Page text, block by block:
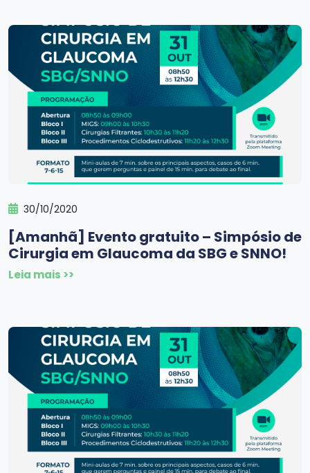
30/10/2020
[Amanhã] Evento gratuito – Simpósio de
Cirurgia em Glaucoma da SBG e SNNO!
Leia mais >>